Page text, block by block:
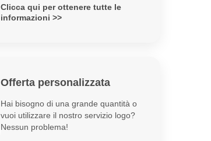
Clicca qui per ottenere tutte le
informazioni >>
Offerta personalizzata
Hai bisogno di una grande quantità o
vuoi utilizzare il nostro servizio logo?
Nessun problema!